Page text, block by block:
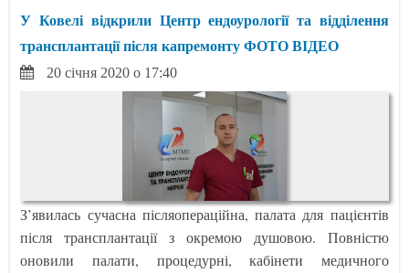
У Ковелі відкрили Центр ендоурології та відділення
трансплантації після капремонту ФОТО ВІДЕО
20 січня 2020 о 17:40
З’явилась сучасна післяопераційна, палата для пацієнтів
після трансплантації з окремою душовою. Повністю
оновили палати, процедурні, кабінети медичного